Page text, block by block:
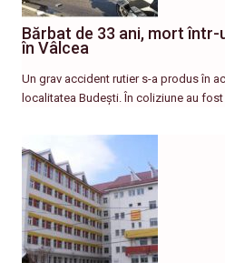
Bărbat de 33 ani, mort într-
în Vâlcea
Un grav accident rutier s-a produs în
localitatea Budești. În coliziune au